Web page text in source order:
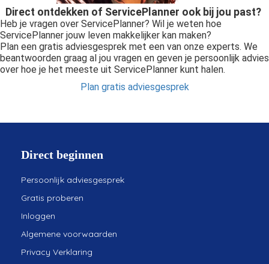
Direct ontdekken of ServicePlanner ook bij jou past?
Heb je vragen over ServicePlanner? Wil je weten hoe
ServicePlanner jouw leven makkelijker kan maken?
Plan een gratis adviesgesprek met een van onze experts. We
beantwoorden graag al jou vragen en geven je persoonlijk advies
over hoe je het meeste uit ServicePlanner kunt halen.
Plan gratis adviesgesprek
Direct beginnen
Persoonlijk adviesgesprek
Gratis proberen
Inloggen
Algemene voorwaarden
Privacy Verklaring